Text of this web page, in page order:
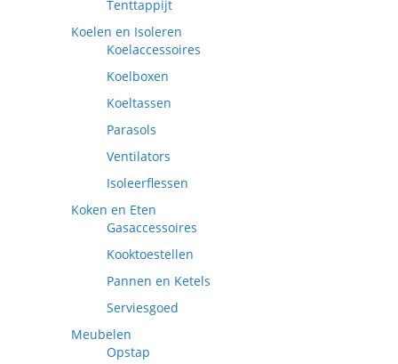
Tenttappijt
Koelen en Isoleren
Koelaccessoires
Koelboxen
Koeltassen
Parasols
Ventilators
Isoleerflessen
Koken en Eten
Gasaccessoires
Kooktoestellen
Pannen en Ketels
Serviesgoed
Meubelen
Opstap